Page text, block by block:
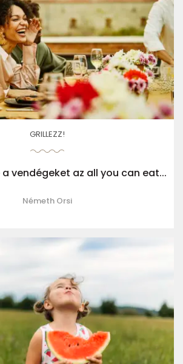
GRILLEZZ!
vendégeket az all you can eat...
Németh Orsi